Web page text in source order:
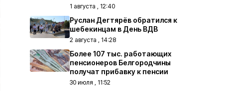
1 августа , 12:40
Руслан Дегтярёв обратился к
шебекинцам в День ВДВ
2 августа , 14:28
Более 107 тыс. работающих
пенсионеров Белгородчины
получат прибавку к пенсии
30 июля , 11:52